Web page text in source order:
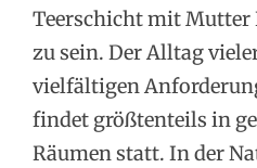
Teerschicht mit Mutter
zu sein. Der Alltag
vielfältigen
findet größtenteils in
Räumen statt. In der